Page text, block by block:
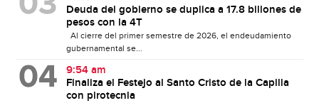
Deuda del gobierno se duplica a 17.8 billones de
pesos con la 4T
Al cierre del primer semestre de 2026, el endeudamiento
gubernamental se...
9:54 am
Finaliza el Festejo al Santo Cristo de la Capilla
con pirotecnia